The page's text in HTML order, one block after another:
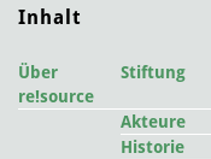
Inhalt
Über
re!source
Stiftung
Akteure
Historie